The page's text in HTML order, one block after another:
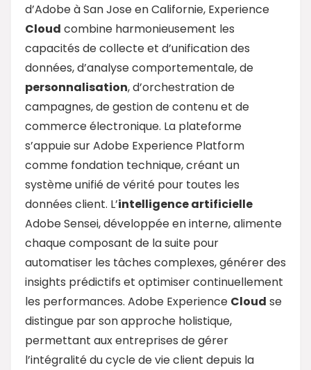
d’Adobe à San Jose en Californie, Experience
Cloud combine harmonieusement les
capacités de collecte et d’unification des
données, d’analyse comportementale, de
personnalisation, d’orchestration de
campagnes, de gestion de contenu et de
commerce électronique. La plateforme
s’appuie sur Adobe Experience Platform
comme fondation technique, créant un
système unifié de vérité pour toutes les
données client. L’intelligence artificielle
Adobe Sensei, développée en interne, alimente
chaque composant de la suite pour
automatiser les tâches complexes, générer des
insights prédictifs et optimiser continuellement
les performances. Adobe Experience Cloud se
distingue par son approche holistique,
permettant aux entreprises de gérer
l’intégralité du cycle de vie client depuis la